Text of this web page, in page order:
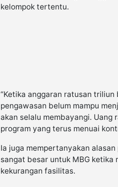
kelompok tertentu.
“Ketika anggaran ratusan
pengawasan belum mampu
akan selalu membayangi.
program yang terus menuai
Ia juga mempertanyakan
sangat besar untuk MBG ketika
kekurangan fasilitas.